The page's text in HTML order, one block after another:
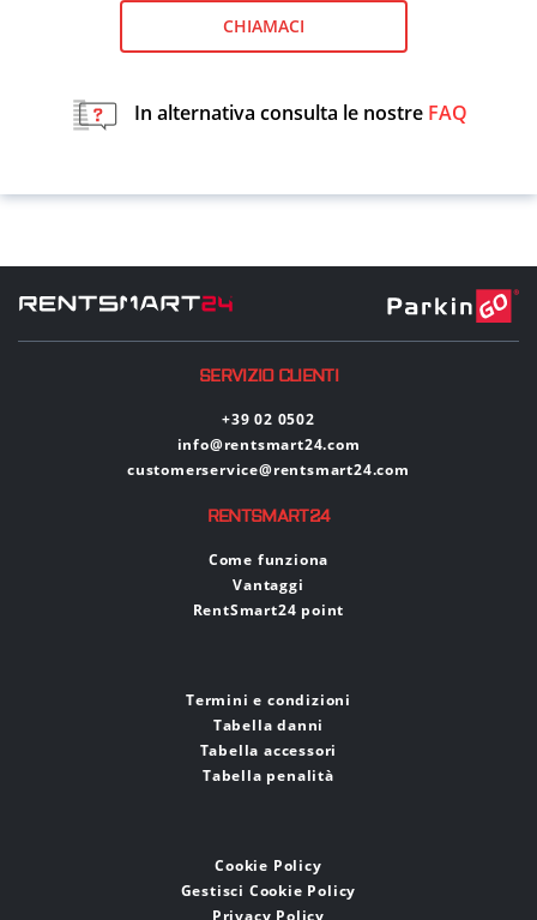
CHIAMACI
In alternativa consulta le nostre FAQ
SERVIZIO CLIENTI
+39 02 0502
info@rentsmart24.com
customerservice@rentsmart24.com
RENTSMART24
Come funziona
Vantaggi
RentSmart24 point
Termini e condizioni
Tabella danni
Tabella accessori
Tabella penalità
Cookie Policy
Gestisci Cookie Policy
Privacy Policy